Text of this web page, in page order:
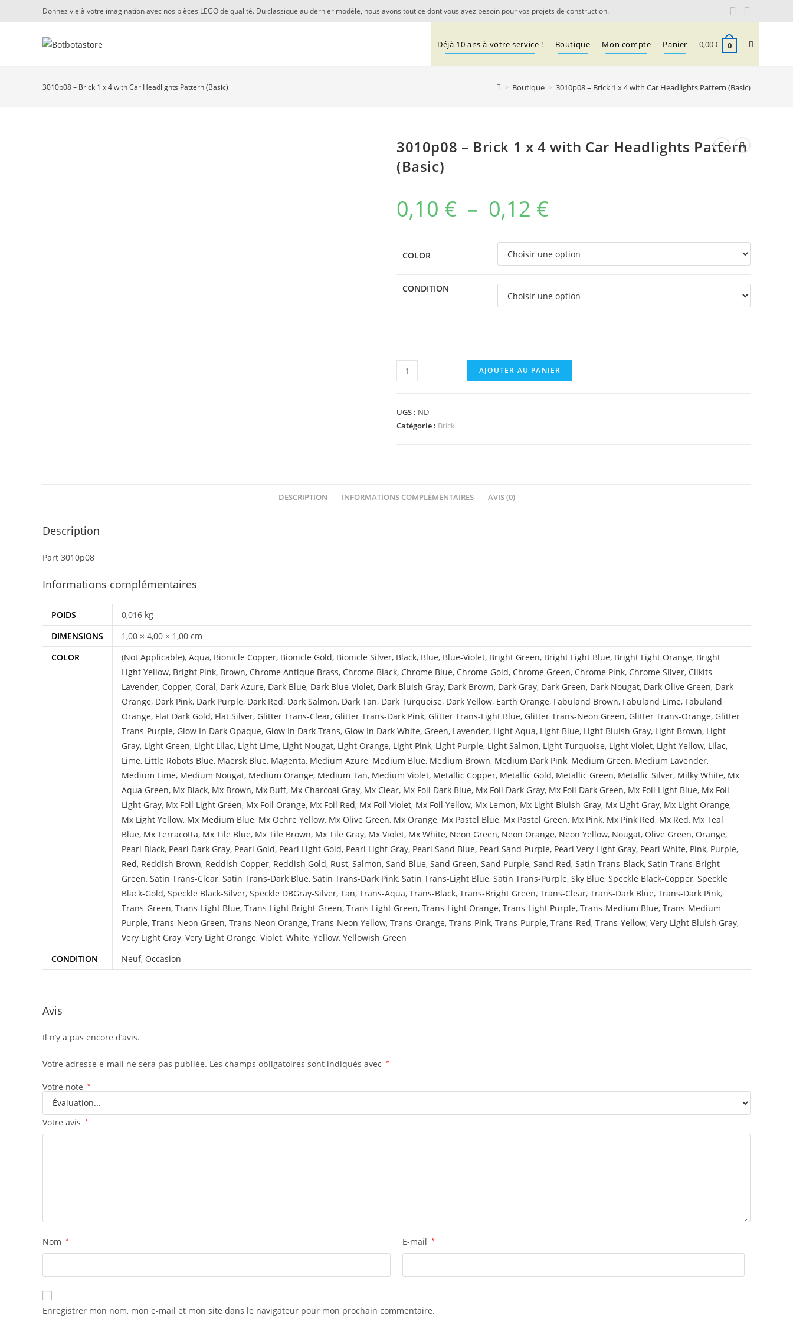
Donnez vie à votre imagination avec nos pièces LEGO de qualité. Du classique au dernier modèle, nous avons tout ce dont vous avez besoin pour vos projets de construction.
Déjà 10 ans à votre service ! Boutique Mon compte Panier 0,00€ 0 Toggle
website
3010p08 – Brick 1 x 4 with Car Headlights Pattern (Basic) > Boutique > 3010p08 – Brick 1 x 4 with Car Headlights Pattern (Basic)
3010p08 – Brick 1 x 4 with Car Headlights Pattern
(Basic)
0,10 € – 0,12 €
prix :
0,10 €
0,12 €
COLOR
CONDITION
quantité
de
-
Brick
Car
AJOUTER AU PANIER
UGS : ND
Catégorie : Brick
DESCRIPTION INFORMATIONS COMPLÉMENTAIRES AVIS (0)
Description
Part 3010p08
Informations complémentaires
POIDS
0,016 kg
DIMENSIONS
1,00 × 4,00 × 1,00 cm
COLOR
(Not Applicable), Aqua, Bionicle Copper, Bionicle Gold, Bionicle Silver, Black, Blue, Blue-Violet, Bright Green, Bright Light Blue, Bright Light Orange, Bright
Light Yellow, Bright Pink, Brown, Chrome Antique Brass, Chrome Black, Chrome Blue, Chrome Gold, Chrome Green, Chrome Pink, Chrome Silver, Clikits
Lavender, Copper, Coral, Dark Azure, Dark Blue, Dark Blue-Violet, Dark Bluish Gray, Dark Brown, Dark Gray, Dark Green, Dark Nougat, Dark Olive Green, Dark
Orange, Dark Pink, Dark Purple, Dark Red, Dark Salmon, Dark Tan, Dark Turquoise, Dark Yellow, Earth Orange, Fabuland Brown, Fabuland Lime, Fabuland
Orange, Flat Dark Gold, Flat Silver, Glitter Trans-Clear, Glitter Trans-Dark Pink, Glitter Trans-Light Blue, Glitter Trans-Neon Green, Glitter Trans-Orange, Glitter
Trans-Purple, Glow In Dark Opaque, Glow In Dark Trans, Glow In Dark White, Green, Lavender, Light Aqua, Light Blue, Light Bluish Gray, Light Brown, Light
Gray, Light Green, Light Lilac, Light Lime, Light Nougat, Light Orange, Light Pink, Light Purple, Light Salmon, Light Turquoise, Light Violet, Light Yellow, Lilac,
Lime, Little Robots Blue, Maersk Blue, Magenta, Medium Azure, Medium Blue, Medium Brown, Medium Dark Pink, Medium Green, Medium Lavender,
Medium Lime, Medium Nougat, Medium Orange, Medium Tan, Medium Violet, Metallic Copper, Metallic Gold, Metallic Green, Metallic Silver, Milky White, Mx
Aqua Green, Mx Black, Mx Brown, Mx Buff, Mx Charcoal Gray, Mx Clear, Mx Foil Dark Blue, Mx Foil Dark Gray, Mx Foil Dark Green, Mx Foil Light Blue, Mx Foil
Light Gray, Mx Foil Light Green, Mx Foil Orange, Mx Foil Red, Mx Foil Violet, Mx Foil Yellow, Mx Lemon, Mx Light Bluish Gray, Mx Light Gray, Mx Light Orange,
Mx Light Yellow, Mx Medium Blue, Mx Ochre Yellow, Mx Olive Green, Mx Orange, Mx Pastel Blue, Mx Pastel Green, Mx Pink, Mx Pink Red, Mx Red, Mx Teal
Blue, Mx Terracotta, Mx Tile Blue, Mx Tile Brown, Mx Tile Gray, Mx Violet, Mx White, Neon Green, Neon Orange, Neon Yellow, Nougat, Olive Green, Orange,
Pearl Black, Pearl Dark Gray, Pearl Gold, Pearl Light Gold, Pearl Light Gray, Pearl Sand Blue, Pearl Sand Purple, Pearl Very Light Gray, Pearl White, Pink, Purple,
Red, Reddish Brown, Reddish Copper, Reddish Gold, Rust, Salmon, Sand Blue, Sand Green, Sand Purple, Sand Red, Satin Trans-Black, Satin Trans-Bright
Green, Satin Trans-Clear, Satin Trans-Dark Blue, Satin Trans-Dark Pink, Satin Trans-Light Blue, Satin Trans-Purple, Sky Blue, Speckle Black-Copper, Speckle
Black-Gold, Speckle Black-Silver, Speckle DBGray-Silver, Tan, Trans-Aqua, Trans-Black, Trans-Bright Green, Trans-Clear, Trans-Dark Blue, Trans-Dark Pink,
Trans-Green, Trans-Light Blue, Trans-Light Bright Green, Trans-Light Green, Trans-Light Orange, Trans-Light Purple, Trans-Medium Blue, Trans-Medium
Purple, Trans-Neon Green, Trans-Neon Orange, Trans-Neon Yellow, Trans-Orange, Trans-Pink, Trans-Purple, Trans-Red, Trans-Yellow, Very Light Bluish Gray,
Very Light Gray, Very Light Orange, Violet, White, Yellow, Yellowish Green
CONDITION
Neuf, Occasion
Avis
Il n’y a pas encore d’avis.
Votre adresse e-mail ne sera pas publiée. Les champs obligatoires sont indiqués avec *
Votre note *
Votre avis *
Nom * E-mail *
Enregistrer mon nom, mon e-mail et mon site dans le navigateur pour mon prochain commentaire.